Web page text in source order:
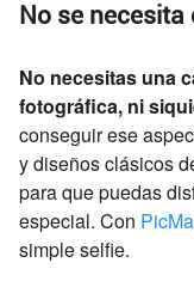
No se necesita
No necesitas una
fotográfica, ni
conseguir ese
y diseños clásicos
para que puedas
especial. Con PicMa
simple selfie.